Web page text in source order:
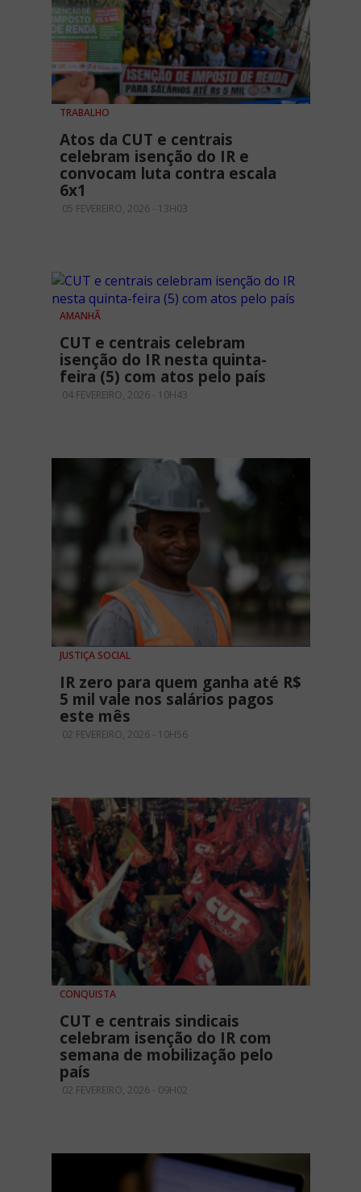
TRABALHO
Atos da CUT e centrais
celebram isenção do IR e
convocam luta contra escala
6x1
05 FEVEREIRO, 2026 - 13H03
AMANHÃ
CUT e centrais celebram
isenção do IR nesta quinta-
feira (5) com atos pelo país
04 FEVEREIRO, 2026 - 10H43
JUSTIÇA SOCIAL
IR zero para quem ganha até R$
5 mil vale nos salários pagos
este mês
02 FEVEREIRO, 2026 - 10H56
CONQUISTA
CUT e centrais sindicais
celebram isenção do IR com
semana de mobilização pelo
país
02 FEVEREIRO, 2026 - 09H02